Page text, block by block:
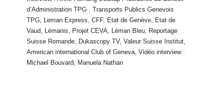
d’Administration TPG , Transports Publics Genevois
TPG, Leman Express, CFF, Etat de Genève, Etat de
Vaud, Lémanis, Projet CEVA, Léman Bleu, Reportage
Suisse Romande, Dukascopy TV, Valeur Suisse Institut,
American international Club of Geneva, Vidéo interview :
Michael Bouvard, Manuela Nathan